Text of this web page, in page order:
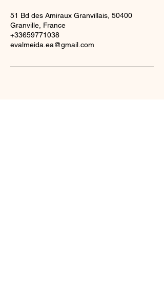
51 Bd des Amiraux Granvillais, 50400
Granville, France
+33659771038
evalmeida.ea@gmail.com